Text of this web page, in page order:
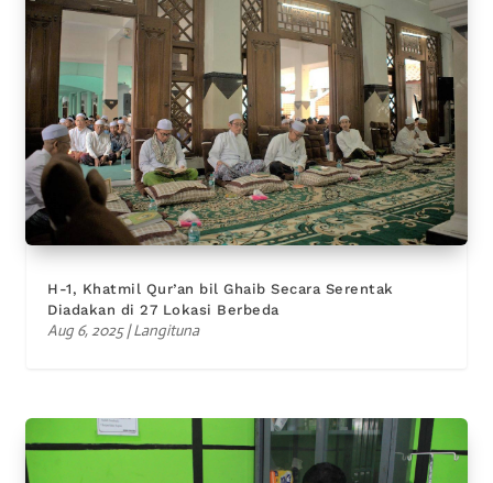
H-1, Khatmil Qur’an bil Ghaib Secara Serentak
Diadakan di 27 Lokasi Berbeda
Aug 6, 2025|Langituna